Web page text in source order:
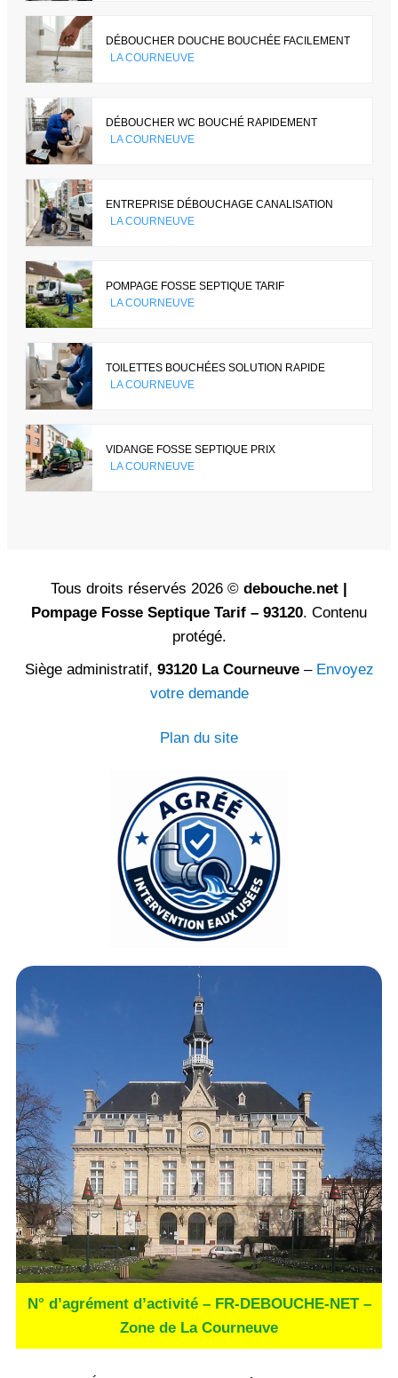
DÉBOUCHER DOUCHE BOUCHÉE FACILEMENT
LA COURNEUVE
DÉBOUCHER WC BOUCHÉ RAPIDEMENT
LA COURNEUVE
ENTREPRISE DÉBOUCHAGE CANALISATION
LA COURNEUVE
POMPAGE FOSSE SEPTIQUE TARIF
LA COURNEUVE
TOILETTES BOUCHÉES SOLUTION RAPIDE
LA COURNEUVE
VIDANGE FOSSE SEPTIQUE PRIX
LA COURNEUVE
Tous droits réservés 2026 © debouche.net |
Pompage Fosse Septique Tarif – 93120. Contenu
protégé.
Siège administratif, 93120 La Courneuve– Envoyez
votre demande
Plan du site
N° d’agrément d’activité – FR-DEBOUCHE-NET –
Zone de La Courneuve